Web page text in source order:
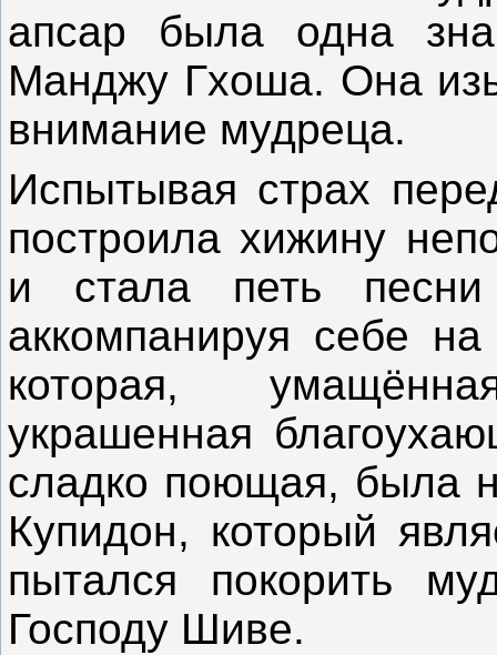
апсар была одна
Манджу Гхоша. Она
внимание мудреца.
Испытывая страх
построила хижину
и стала петь
аккомпанируя себе
которая,
украшенная
сладко поющая, была
Купидон, который
пытался покорить
Господу Шиве.